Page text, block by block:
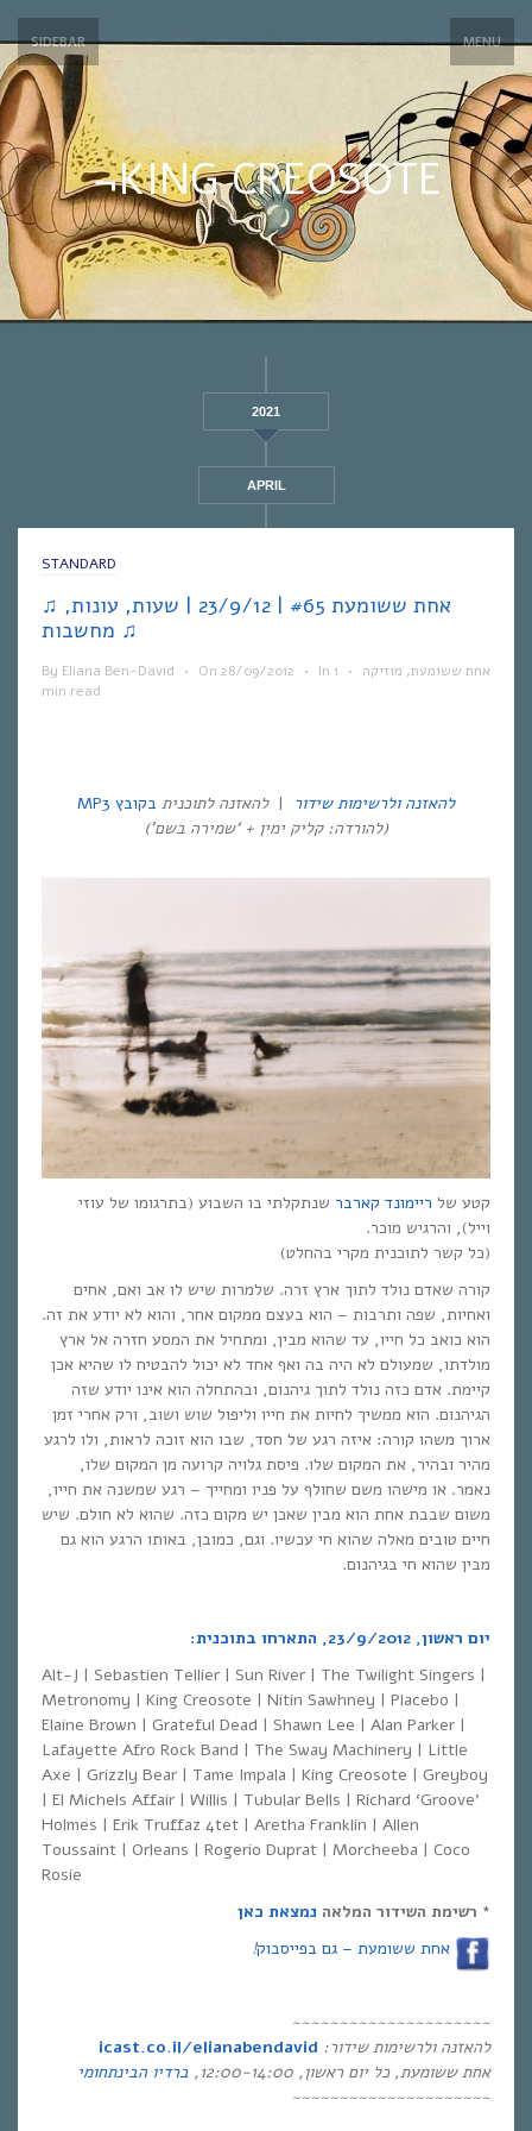
SIDEBAR MENU
¬KING CREOSOTE
2021
APRIL
STANDARD
♫ אחת ששומעת #65 | 23/9/12 | שעות, עונות,
מחשבות ♫
By Eliana Ben-David • On 28/09/2012 • In אחת ששומעת, מוזיקה •
1
min read
להאזנה ולרשימות שידור |להאזנה לתוכנית בקובץ MP3
(להורדה: קליק ימין + ‘שמירה בשם’)
קטע של ריימונד קארבר שנתקלתי בו השבוע (בתרגומו של עוזי
וייל), והרגיש מוכר.
(כל קשר לתוכנית מקרי בהחלט)
קורה שאדם נולד לתוך ארץ זרה. שלמרות שיש לו אב ואם, אחים
ואחיות, שפה ותרבות – הוא בעצם ממקום אחר, והוא לא יודע את זה.
הוא כואב כל חייו, עד שהוא מבין, ומתחיל את המסע חזרה אל ארץ
מולדתו, שמעולם לא היה בה ואף אחד לא יכול להבטיח לו שהיא אכן
קיימת. אדם כזה נולד לתוך גיהנום, ובהתחלה הוא אינו יודע שזה
הגיהנום. הוא ממשיך לחיות את חייו וליפול שוש ושוב, ורק אחרי זמן
ארוך משהו קורה: איזה רגע של חסד, שבו הוא זוכה לראות, ולו לרגע
מהיר ובהיר, את המקום שלו. פיסת גלויה קרועה מן המקום שלו,
נאמר. או מישהו משם שחולף על פניו ומחייך – רגע שמשנה את חייו,
משום שבבת אחת הוא מבין שאכן יש מקום כזה. שהוא לא חולם. שיש
חיים טובים מאלה שהוא חי עכשיו. וגם, כמובן, באותו הרגע הוא גם
מבין שהוא חי בגיהנום.
יום ראשון, 23/9/2012, התארחו בתוכנית:
Alt-J | Sebastien Tellier | Sun River | The Twilight Singers |
Metronomy | King Creosote | Nitin Sawhney | Placebo |
Elaine Brown | Grateful Dead | Shawn Lee | Alan Parker |
Lafayette Afro Rock Band | The Sway Machinery | Little
Axe | Grizzly Bear | Tame Impala | ­King Creosote | Greyboy
| El Michels Affair | Willis | Tubular Bells | Richard ‘Groove’
Holmes | Erik Truffaz 4tet | Aretha Franklin | Allen
Toussaint | Orleans | Rogerio Duprat | Morcheeba | Coco
Rosie
* רשימת השידור המלאה נמצאת כאן
אחת ששומעת – גם בפייסבוק!
~~~~~~~~~~~~~~~~~~~~~
להאזנה ולרשימות שידור:
icast.co.il/elianabendavid
אחת ששומעת,כל יום ראשון, 12:00-14:00,
ברדיו הבינתחומי
~~~~~~~~~~~~~~~~~~~~~